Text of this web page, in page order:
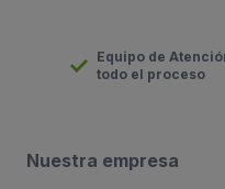
Equipo de
todo el proceso
Nuestra empresa